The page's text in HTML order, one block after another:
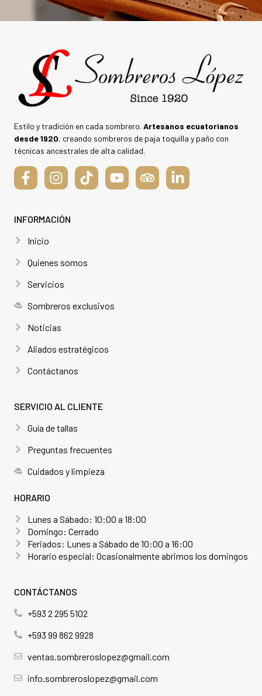
Estilo y tradición en cada sombrero. Artesanos ecuatorianos
desde 1920, creando sombreros de paja toquilla y paño con
técnicas ancestrales de alta calidad.
INFORMACIÓN
Inicio
Quienes somos
Servicios
Sombreros exclusivos
Noticias
Aliados estratégicos
Contáctanos
SERVICIO AL CLIENTE
Guía de tallas
Preguntas frecuentes
Cuidados y limpieza
HORARIO
Lunes a Sábado: 10:00 a 18:00
Domingo: Cerrado
Feriados: Lunes a Sábado de 10:00 a 16:00
Horario especial: Ocasionalmente abrimos los domingos
CONTÁCTANOS
+593 2 295 5102
+593 99 862 9928
ventas.sombreroslopez@gmail.com
info.sombreroslopez@gmail.com